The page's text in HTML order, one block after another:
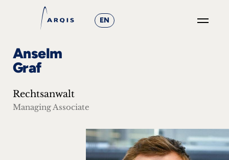
EN
Fokusgruppen
+
Anselm
Graf
Rechtsanwalt
Managing Associate